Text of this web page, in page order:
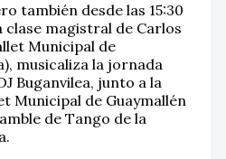
también desde las 15:30
magistral de Carlos
Municipal de
musicaliza la jornada
Buganvilea, junto a la
Municipal de Guaymallén
de Tango de la